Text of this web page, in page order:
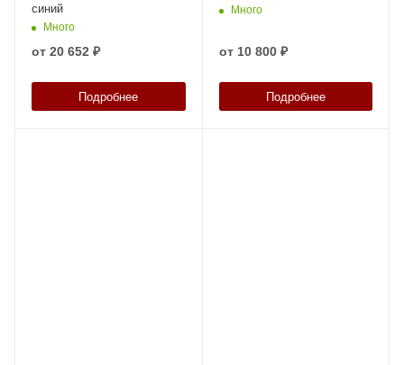
синий
Много
от 20 652 ₽
Подробнее
Много
от 10 800 ₽
Подробнее